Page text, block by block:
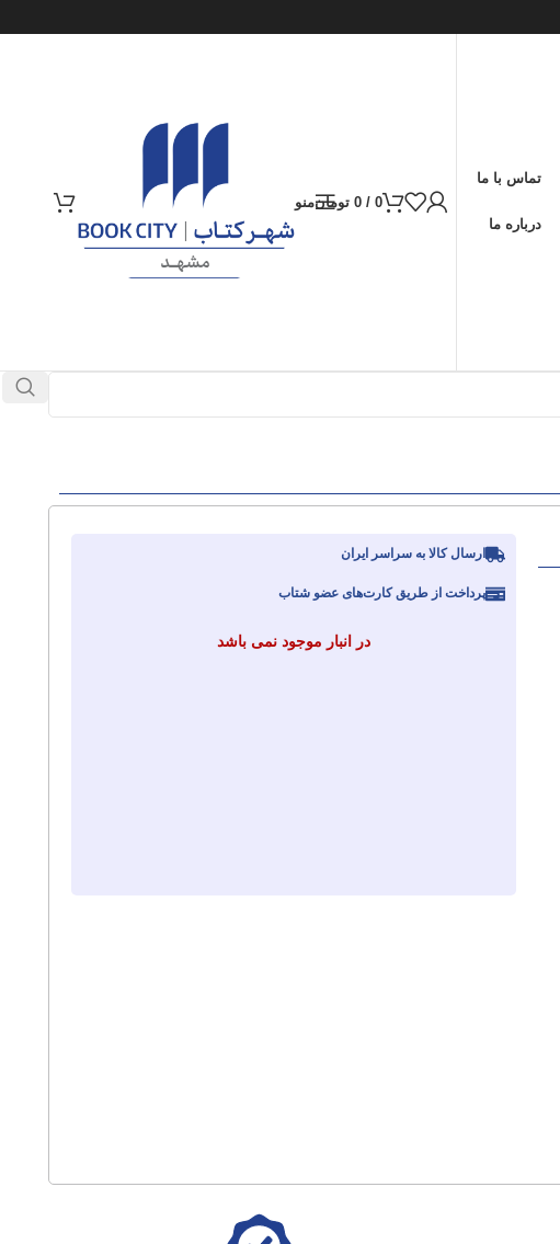
تماس با ما
درباره ما
0
/
0 تومانمنو
ارسال کالا به سراسر ایران
پرداخت از طریق کارت‌های عضو شتاب
در انبار موجود نمی باشد